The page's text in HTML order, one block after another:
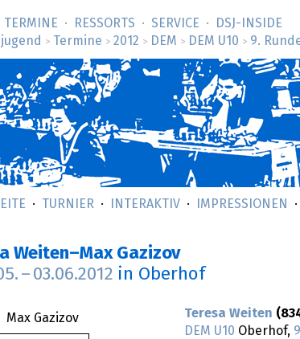
TERMINE RESSORTS SERVICE
DSJ-­INSIDE
> Termine > 2012 > DEM > DEM U10 > 9.
TURNIER INTERAKTIV IMPRESSIONEN
Weiten–Max Gazizov
– 03.06.2012 in Oberhof
Max Gazizov Teresa Weiten
DEM U10 Oberhof,